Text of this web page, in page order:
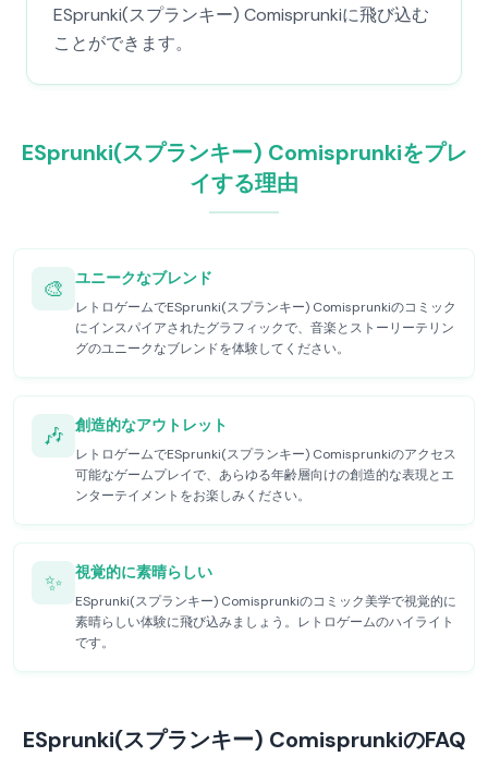
ESprunki(スプランキー) Comisprunkiに飛び込む
ことができます。
ESprunki(スプランキー) Comisprunkiをプレ
イする理由
🎨 ユニークなブレンド
レトロゲームでESprunki(スプランキー) Comisprunkiのコミック
にインスパイアされたグラフィックで、音楽とストーリーテリン
グのユニークなブレンドを体験してください。
🎶 創造的なアウトレット
レトロゲームでESprunki(スプランキー) Comisprunkiのアクセス
可能なゲームプレイで、あらゆる年齢層向けの創造的な表現とエ
ンターテイメントをお楽しみください。
✨ 視覚的に素晴らしい
ESprunki(スプランキー) Comisprunkiのコミック美学で視覚的に
素晴らしい体験に飛び込みましょう。レトロゲームのハイライト
です。
ESprunki(スプランキー) ComisprunkiのFAQ